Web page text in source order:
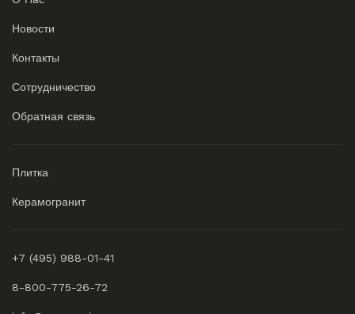
Новости
Контакты
Сотрудничество
Обратная связь
Плитка
Керамогранит
+7 (495) 988-01-41
8-800-775-26-72